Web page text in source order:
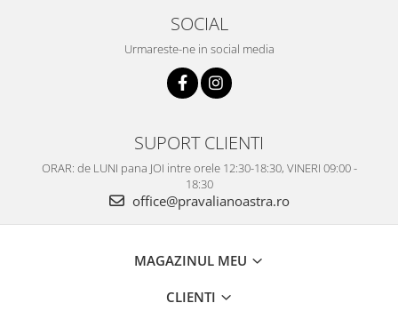
SOCIAL
Urmareste-ne in social media
SUPORT CLIENTI
ORAR: de LUNI pana JOI intre orele 12:30-18:30, VINERI 09:00 -
18:30
office@pravalianoastra.ro
MAGAZINUL MEU
CLIENTI